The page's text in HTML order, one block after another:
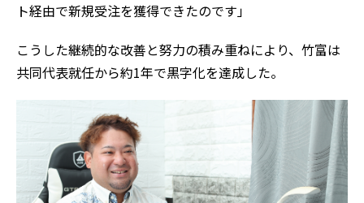
ト経由で新規受注を獲得できたのです」
こうした継続的な改善と努力の積み重ねにより、竹富は
共同代表就任から約1年で黒字化を達成した。